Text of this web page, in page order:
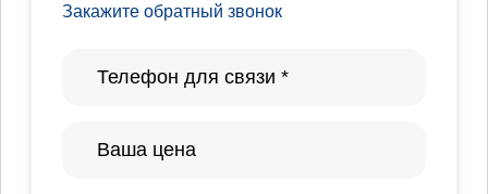
Закажите обратный звонок